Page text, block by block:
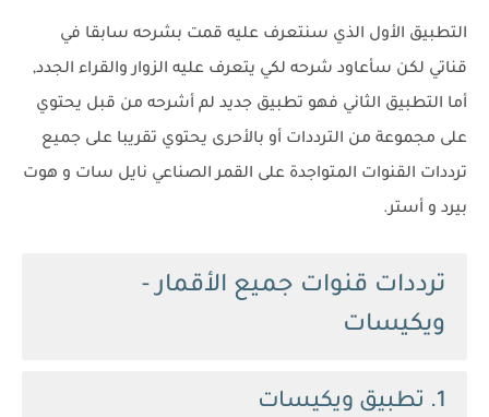
التطبيق الأول الذي سنتعرف عليه قمت بشرحه سابقا في
قناتي لكن سأعاود شرحه لكي يتعرف عليه الزوار والقراء الجدد,
أما التطبيق الثاني فهو تطبيق جديد لم أشرحه من قبل يحتوي
على مجموعة من الترددات أو بالأحرى يحتوي تقريبا على جميع
ترددات القنوات المتواجدة على القمر الصناعي نايل سات و هوت
بيرد و أستر.
ترددات قنوات جميع الأقمار -
ويكيسات
1. تطبيق ويكيسات